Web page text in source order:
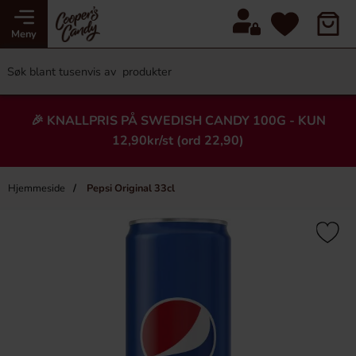
Meny
🎉 KNALLPRIS PÅ SWEDISH CANDY 100G - KUN
12,90kr/st (ord 22,90)
Hjemmeside Pepsi Original 33cl
×